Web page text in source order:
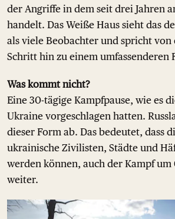
der Angriffe in dem seit drei Jahren
handelt. Das Weiße Haus sieht das
als viele Beobachter und spricht von
Schritt hin zu einem umfassenderen
Was kommt nicht?
Eine 30-tägige Kampfpause, wie es
Ukraine vorgeschlagen hatten.
dieser Form ab. Das bedeutet, dass
ukrainische Zivilisten, Städte und
werden können, auch der Kampf um
weiter.